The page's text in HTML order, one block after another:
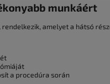
munkáért
amelyet a hátsó
a procedúra során